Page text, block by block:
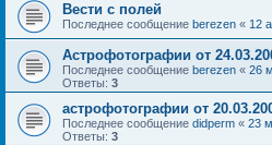
Вести с полей
Последнее сообщение berezen « 12
Астрофотографии от
Последнее сообщение berezen « 26
Ответы: 3
астрофотографии от
Последнее сообщение didperm « 23
Ответы: 3